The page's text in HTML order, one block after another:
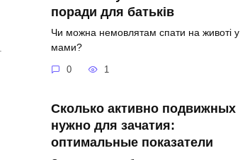
поради для батьків
Чи можна немовлятам спати на животі у
мами?
0 1
Сколько активно подвижных
нужно для зачатия:
оптимальные показатели